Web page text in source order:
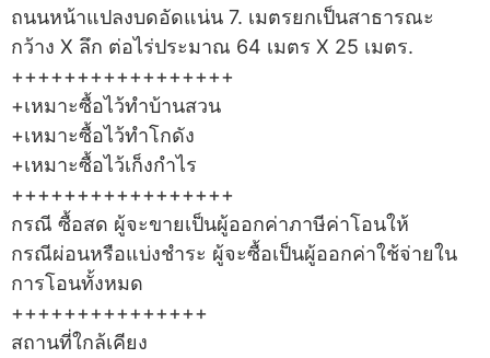
ถนนหน้าแปลงบดอัดแน่น 7. เมตรยกเป็นสาธารณะ
กว้าง X ลึก ต่อไร่ประมาณ 64 เมตร X 25 เมตร.
+++++++++++++++++
+เหมาะซื้อไว้ทำบ้านสวน
+เหมาะซื้อไว้ทำโกดัง
+เหมาะซื้อไว้เก็งกำไร
+++++++++++++++++
กรณี ซื้อสด ผู้จะขายเป็นผู้ออกค่าภาษีค่าโอนให้
กรณีผ่อนหรือแบ่งชำระ ผู้จะซื้อเป็นผู้ออกค่าใช้จ่ายใน
การโอนทั้งหมด
+++++++++++++++
สถานที่ใกล้เคียง